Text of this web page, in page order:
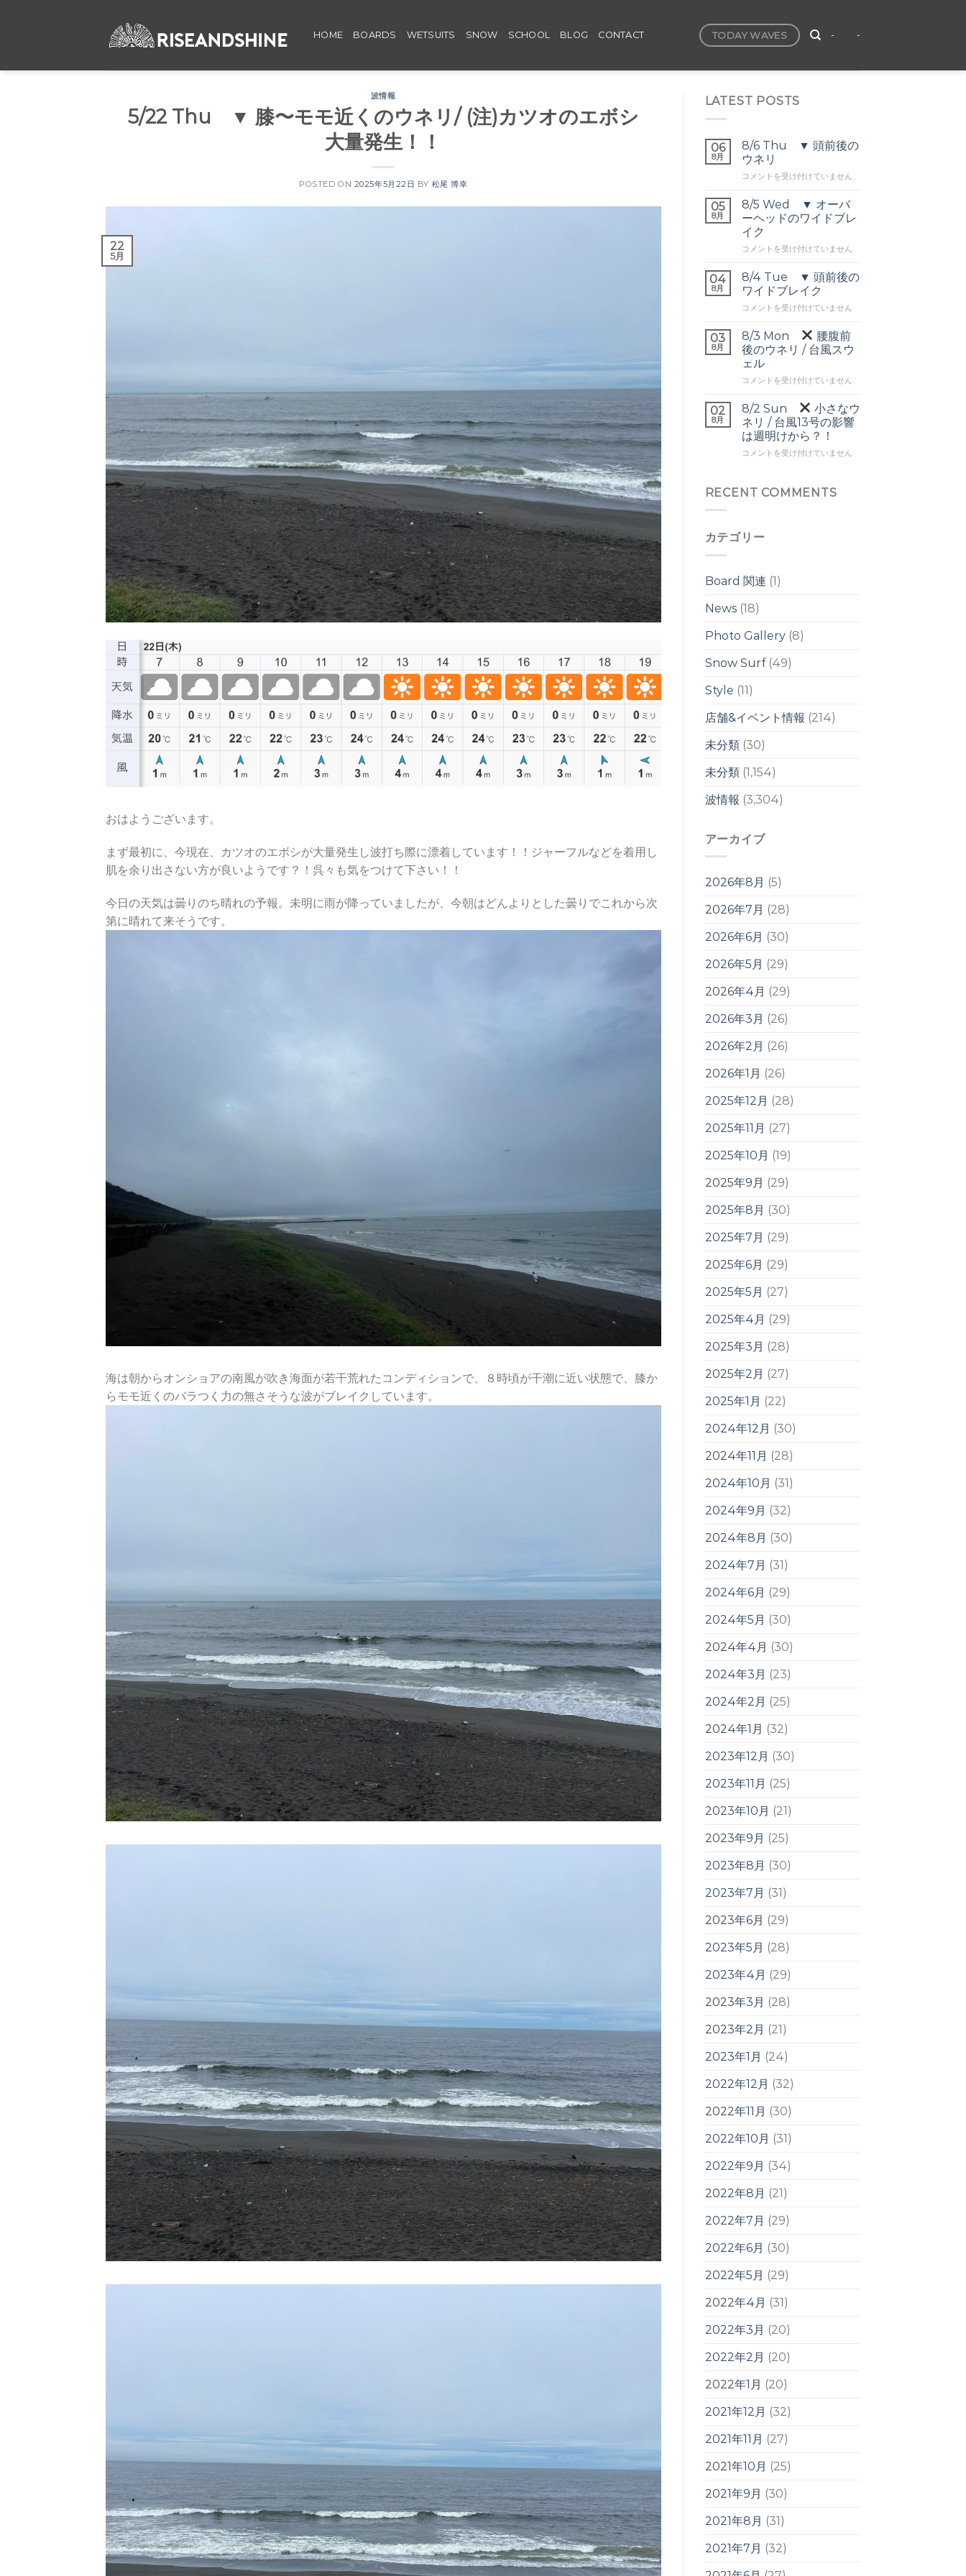
HOME BOARDS WETSUITS SNOW SCHOOL BLOG CONTACT TODAY WAVES - -
波情報
5/22 Thu ▼ 膝〜モモ近くのウネリ/ (注)カツオのエボシ
大量発生！！
POSTED ON 2025年5月22日 BY 松尾 博幸
22
5月
おはようございます。
まず最初に、今現在、カツオのエボシが大量発生し波打ち際に漂着しています！！ジャーフルなどを着用し
肌を余り出さない方が良いようです？！呉々も気をつけて下さい！！
今日の天気は曇りのち晴れの予報。未明に雨が降っていましたが、今朝はどんよりとした曇りでこれから次
第に晴れて来そうです。
海は朝からオンショアの南風が吹き海面が若干荒れたコンディションで、８時頃が干潮に近い状態で、膝か
らモモ近くのバラつく力の無さそうな波がブレイクしています。
LATEST POSTS
06
8月
8/6 Thu ▼ 頭前後の
ウネリ
8/6
▼
頭
後
の
ネ
リ
は
コメントを受け付けていません
05
8月
8/5 Wed ▼ オーバ
ーヘッドのワイドブレ
イク
8/5
▼
オ
ー
バ
ヘ
ッ
ド
の
ワ
ド
ブ
レ
イ
ク
コメントを受け付けていません
04
8月
8/4 Tue ▼ 頭前後の
ワイドブレイク
8/4
▼
頭
前
後
の
イ
ド
ブ
レ
イ
コメントを受け付けていません
03
8月
8/3 Mon
腰腹前
後のウネリ / 台風スウ
ェル
8/3
腰
腹
前
後
ネ
風
ェ
ル
コメントを受け付けていません
02
8月
8/2 Sun
小さなウ
ネリ / 台風13号の影響
は週明けから？！
8/2
小
ネ
台
風
号
影
は
明
け
ら？！
コメントを受け付けていません
RECENT COMMENTS
カテゴリー
Board 関連 (1)
News(18)
Photo Gallery(8)
Snow Surf(49)
Style (11)
店舗&イベント情報 (214)
未分類(30)
未分類(1,154)
波情報 (3,304)
アーカイブ
2026年8月 (5)
2026年7月 (28)
2026年6月 (30)
2026年5月 (29)
2026年4月 (29)
2026年3月 (26)
2026年2月 (26)
2026年1月 (26)
2025年12月 (28)
2025年11月 (27)
2025年10月 (19)
2025年9月 (29)
2025年8月 (30)
2025年7月 (29)
2025年6月 (29)
2025年5月 (27)
2025年4月 (29)
2025年3月 (28)
2025年2月 (27)
2025年1月 (22)
2024年12月 (30)
2024年11月 (28)
2024年10月 (31)
2024年9月 (32)
2024年8月 (30)
2024年7月 (31)
2024年6月 (29)
2024年5月 (30)
2024年4月 (30)
2024年3月 (23)
2024年2月 (25)
2024年1月 (32)
2023年12月 (30)
2023年11月 (25)
2023年10月 (21)
2023年9月 (25)
2023年8月 (30)
2023年7月 (31)
2023年6月 (29)
2023年5月 (28)
2023年4月 (29)
2023年3月 (28)
2023年2月 (21)
2023年1月 (24)
2022年12月 (32)
2022年11月 (30)
2022年10月 (31)
2022年9月 (34)
2022年8月 (21)
2022年7月 (29)
2022年6月 (30)
2022年5月 (29)
2022年4月 (31)
2022年3月 (20)
2022年2月 (20)
2022年1月 (20)
2021年12月 (32)
2021年11月 (27)
2021年10月 (25)
2021年9月 (30)
2021年8月 (31)
2021年7月 (32)